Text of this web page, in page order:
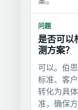
问题
是否可以
测方案？
可以。伯
标准、客
转化为具
准，确保